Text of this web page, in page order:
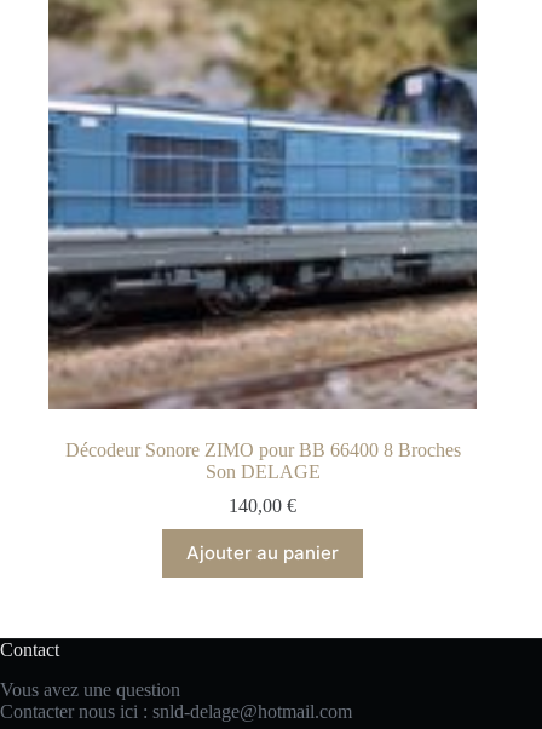
Décodeur Sonore ZIMO pour BB 66400 8 Broches
Son DELAGE
140,00€
Ajouter au panier
Contact
Vous avez une question
Contacter nous ici : snld-delage@hotmail.com